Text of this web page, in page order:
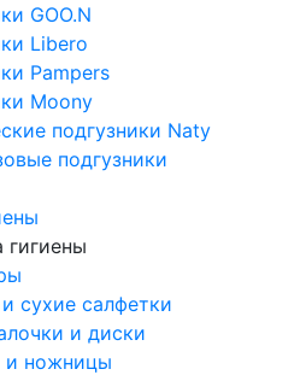
GOO.N
Libero
Pampers
Moony
подгузники Naty
подгузники
гигиены
сухие салфетки
и диски
и ножницы